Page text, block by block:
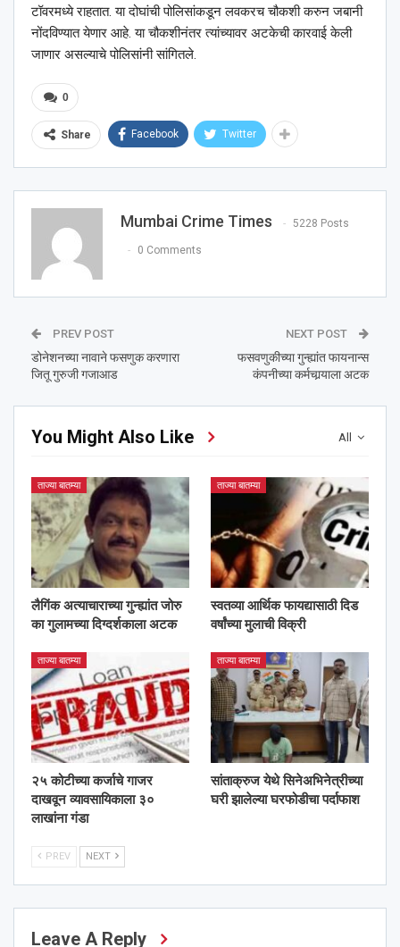
टॉवरमध्ये राहतात. या दोघांची पोलिसांकडून लवकरच चौकशी करुन जबानी
नोंदविण्यात येणार आहे. या चौकशीनंतर त्यांच्यावर अटकेची कारवाई केली
जाणार असल्याचे पोलिसांनी सांगितले.
0
Share Facebook Twitter
Mumbai Crime Times 5228 Posts
0 Comments
PREV POST
डोनेशनच्या नावाने फसणुक करणारा
जितू गुरुजी गजाआड
NEXT POST
फसवणुकीच्या गुन्ह्यांत फायनान्स
कंपनीच्या कर्मचार्‍याला अटक
All
You Might Also Like
ताज्या बातम्या
लैगिंक अत्याचाराच्या गुन्ह्यांत जोरु
का गुलामच्या दिग्दर्शकाला अटक
ताज्या बातम्या
स्वतव्या आर्थिक फायद्यासाठी दिड
वर्षांच्या मुलाची विक्री
ताज्या बातम्या
२५ कोटीच्या कर्जाचे गाजर
दाखवून व्यावसायिकाला ३०
लाखांना गंडा
ताज्या बातम्या
सांताक्रुज येथे सिनेअभिनेत्रीच्या
घरी झालेल्या घरफोडीचा पर्दाफाश
PREV NEXT
Leave A Reply